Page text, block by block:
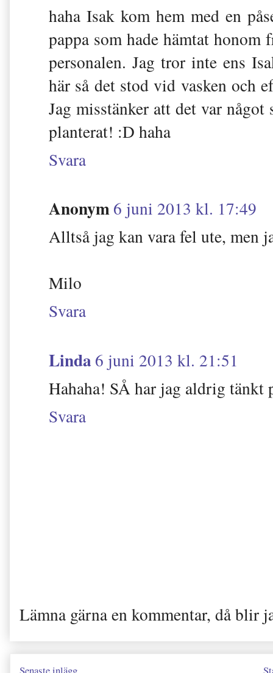
haha Isak kom hem med en
pappa som hade hämtat honom
personalen. Jag tror inte ens
här så det stod vid vasken och
Jag misstänker att det var
planterat! :D haha
Svara
Anonym6 juni 2013 kl. 17:49
Alltså jag kan vara fel ute, men
Milo
Svara
Linda6 juni 2013 kl. 21:51
Hahaha! SÅ har jag aldrig tänkt
Svara
Lämna gärna en kommentar, då blir
Senaste inlägg